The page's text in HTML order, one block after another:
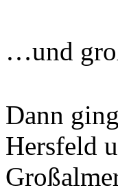
…und
Dann
Hersfeld